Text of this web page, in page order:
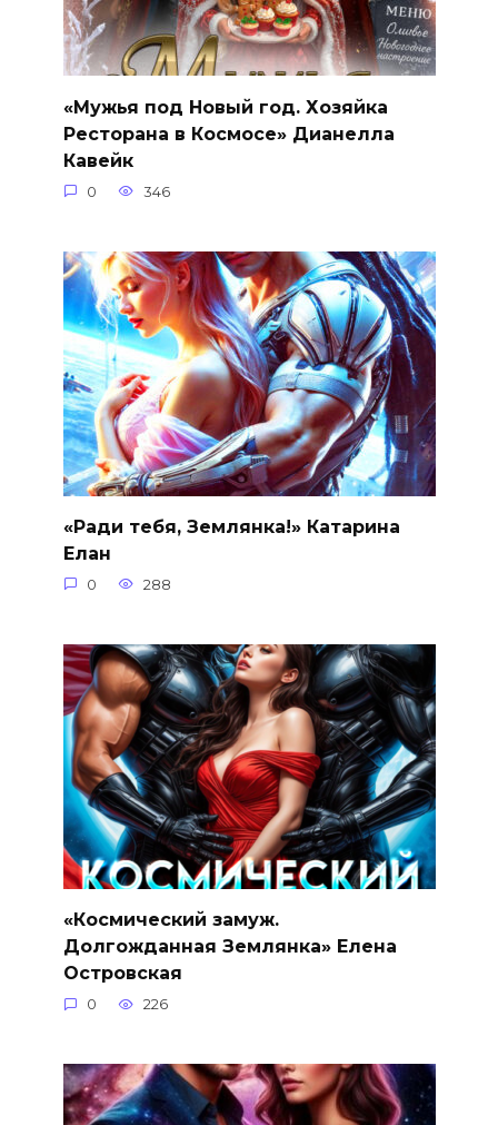
«Мужья под Новый год. Хозяйка
Ресторана в Космосе» Дианелла
Кавейк
0 346
«Ради тебя, Землянка!» Катарина
Елан
0 288
«Космический замуж.
Долгожданная Землянка» Елена
Островская
0 226